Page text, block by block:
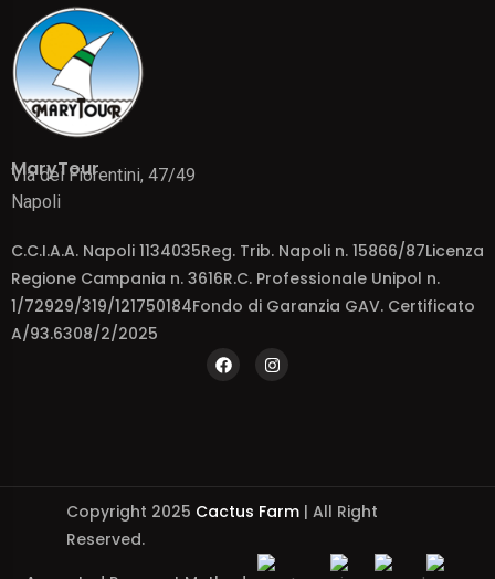
MaryTour
Via dei Fiorentini, 47/49
Napoli
C.C.I.A.A. Napoli 1134035Reg. Trib. Napoli n. 15866/87Licenza
Regione Campania n. 3616R.C. Professionale Unipol n.
1/72929/319/121750184Fondo di Garanzia GAV. Certificato
A/93.6308/2/2025
Copyright 2025 Cactus Farm| All Right
Reserved.